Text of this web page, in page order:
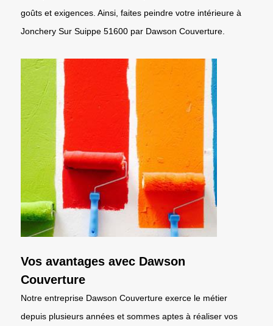
goûts et exigences. Ainsi, faites peindre votre intérieure à
Jonchery Sur Suippe 51600 par Dawson Couverture.
Vos avantages avec Dawson
Couverture
Notre entreprise Dawson Couverture exerce le métier
depuis plusieurs années et sommes aptes à réaliser vos